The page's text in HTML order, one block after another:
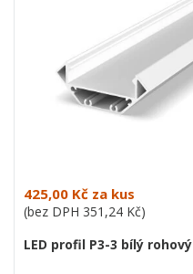
425,00 Kč za kus
(bez DPH 351,24 Kč)
LED profil P3-3 bílý rohový